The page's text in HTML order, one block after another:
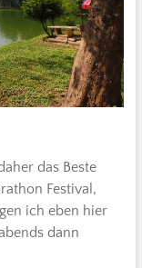
das Beste
Festival,
ich eben hier
dann